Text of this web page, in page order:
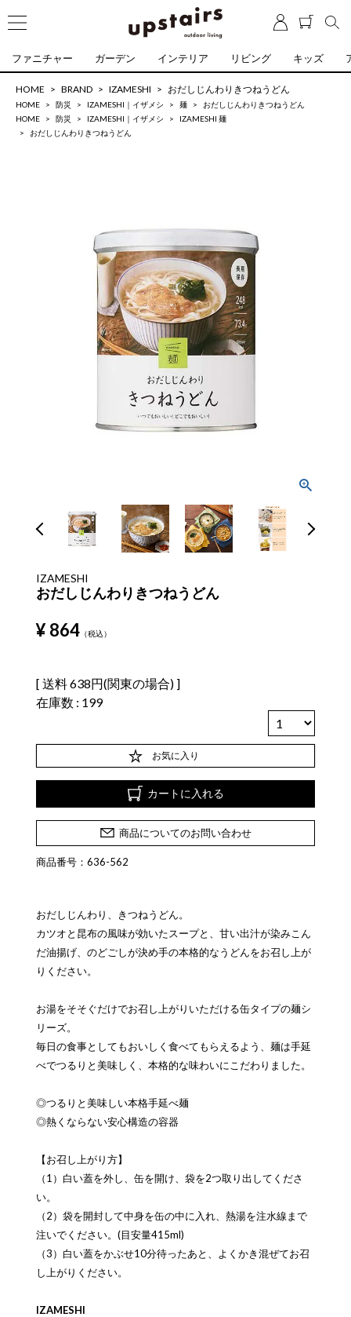
ファニチャー ガーデン インテリア リビング キッズ
HOME BRAND IZAMESHI おだしじんわりきつねうどん
HOME 防災 IZAMESHI｜イザメシ 麺
おだしじんわりきつねうどん
HOME
防災 IZAMESHI｜イザメシ
IZAMESHI 麺
おだしじんわりきつねうどん
IZAMESHI
おだしじんわりきつねうどん
¥864 税込
送料638円(関東の場合)
在庫数
199
お気に入り
カートに入れる
商品についてのお問い合わせ
商品番号：636-562
おだしじんわり、きつねうどん。
カツオと昆布の風味が効いたスープと、甘い出汁が染みこん
だ油揚げ、のどごしが決め手の本格的なうどんをお召し上が
りください。
お湯をそそぐだけでお召し上がりいただける缶タイプの麺シ
リーズ。
毎日の食事としてもおいしく食べてもらえるよう、麺は手延
べでつるりと美味しく、本格的な味わいにこだわりました。
◎つるりと美味しい本格手延べ麺
◎熱くならない安心構造の容器
【お召し上がり方】
（1）白い蓋を外し、缶を開け、袋を2つ取り出してくださ
い。
（2）袋を開封して中身を缶の中に入れ、熱湯を注水線まで
注いでください。(目安量415ml)
（3）白い蓋をかぶせ10分待ったあと、よくかき混ぜてお召
し上がりください。
IZAMESHI